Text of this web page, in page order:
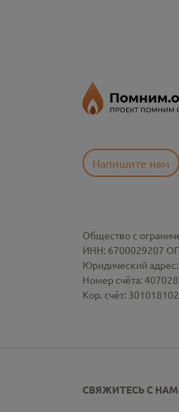
Напишите нам
Общество с
ИНН: 6700029207
Юридический адрес:
Номер счёта:
Кор. счёт:
СВЯЖИТЕСЬ С